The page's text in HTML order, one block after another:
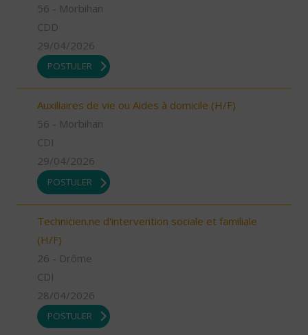
56 - Morbihan
CDD
29/04/2026
POSTULER
Auxiliaires de vie ou Aides à domicile (H/F)
56 - Morbihan
CDI
29/04/2026
POSTULER
Technicien.ne d'intervention sociale et familiale
(H/F)
26 - Drôme
CDI
28/04/2026
POSTULER